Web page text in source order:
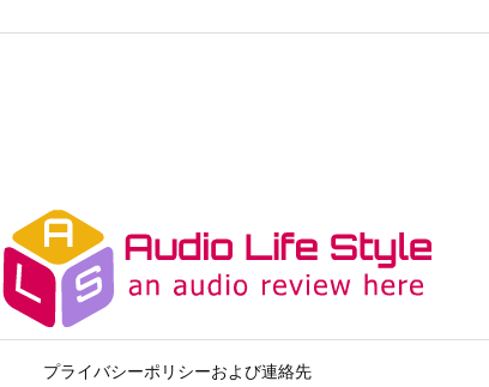
プライバシーポリシーおよび連絡先